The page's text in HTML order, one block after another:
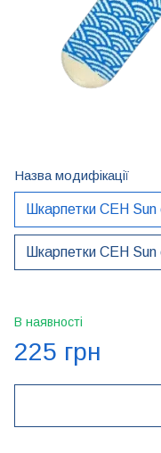
Назва модифікації
Шкарпетки CEH
Шкарпетки CEH
В наявності
225 грн